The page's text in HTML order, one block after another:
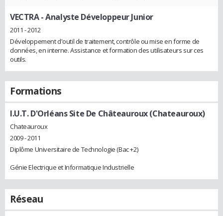
VECTRA- Analyste Développeur Junior
2011 - 2012
Développement d'outil de traitement, contrôle ou mise en forme de
données, en interne. Assistance et formation des utilisateurs sur ces
outils.
Formations
I.U.T. D'Orléans Site De Châteauroux (Chateauroux)
Chateauroux
2009 - 2011
Diplôme Universitaire de Technologie (Bac +2)
Génie Electrique et Informatique Industrielle
Réseau